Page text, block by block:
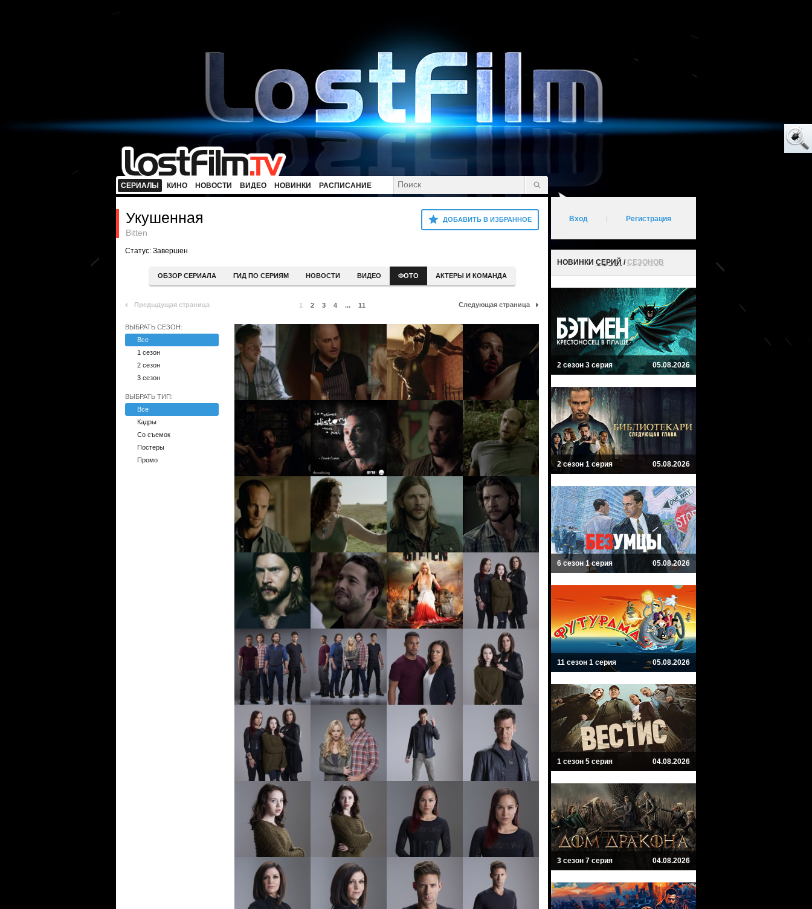
СЕРИАЛЫ КИНО НОВОСТИ ВИДЕО НОВИНКИ РАСПИСАНИЕ
ДОБАВИТЬ В ИЗБРАННОЕ
Укушенная
Bitten
Статус: Завершен
ОБЗОР СЕРИАЛА ГИД ПО СЕРИЯМ НОВОСТИ ВИДЕО ФОТО АКТЕРЫ И КОМАНДА
Предыдущая страница 1 2 3 4 ... 11 Следующая страница
ВЫБРАТЬ СЕЗОН:
Все
1 сезон
2 сезон
3 сезон
ВЫБРАТЬ ТИП:
Все
Кадры
Со съемок
Постеры
Промо
Вход Регистрация
НОВИНКИ СЕРИЙ /СЕЗОНОВ
2 сезон 3 серия 05.08.2026
2 сезон 1 серия 05.08.2026
6 сезон 1 серия 05.08.2026
11 сезон 1 серия 05.08.2026
1 сезон 5 серия 04.08.2026
3 сезон 7 серия 04.08.2026